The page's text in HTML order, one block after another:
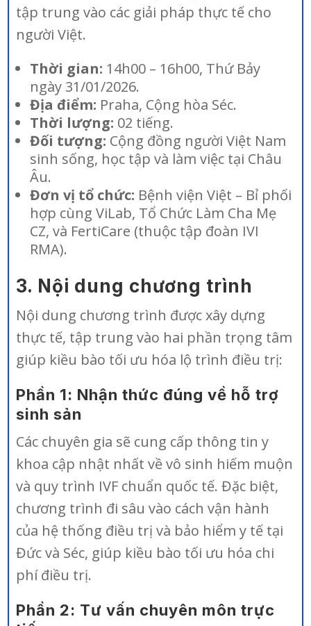
tập trung vào các giải pháp thực tế cho
người Việt.
Thời gian: 14h00 – 16h00, Thứ Bảy
ngày 31/01/2026.
Địa điểm: Praha, Cộng hòa Séc.
Thời lượng: 02 tiếng.
Đối tượng: Cộng đồng người Việt Nam
sinh sống, học tập và làm việc tại Châu
Âu.
Đơn vị tổ chức: Bệnh viện Việt – Bỉ phối
hợp cùng ViLab, Tổ Chức Làm Cha Mẹ
CZ, và FertiCare (thuộc tập đoàn IVI
RMA).
3. Nội dung chương trình
Nội dung chương trình được xây dựng
thực tế, tập trung vào hai phần trọng tâm
giúp kiều bào tối ưu hóa lộ trình điều trị:
Phần 1: Nhận thức đúng về hỗ trợ
sinh sản
Các chuyên gia sẽ cung cấp thông tin y
khoa cập nhật nhất về vô sinh hiếm muộn
và quy trình IVF chuẩn quốc tế. Đặc biệt,
chương trình đi sâu vào cách vận hành
của hệ thống điều trị và bảo hiểm y tế tại
Đức và Séc, giúp kiều bào tối ưu hóa chi
phí điều trị.
Phần 2: Tư vấn chuyên môn trực